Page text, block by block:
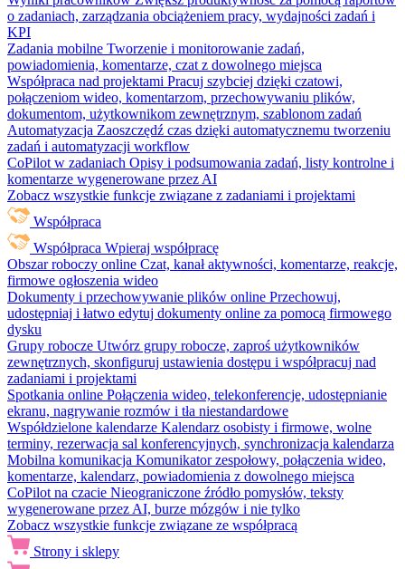
o zadaniach, zarządzania obciążeniem pracy, wydajności zadań i
KPI
Zadania mobilne Tworzenie i monitorowanie zadań,
powiadomienia, komentarze, czat z dowolnego miejsca
Współpraca nad projektami Pracuj szybciej dzięki czatowi,
połączeniom wideo, komentarzom, przechowywaniu plików,
dokumentom, użytkownikom zewnętrznym, szablonom zadań
Automatyzacja Zaoszczędź czas dzięki automatycznemu tworzeniu
zadań i automatyzacji workflow
CoPilot w zadaniach Opisy i podsumowania zadań, listy kontrolne i
komentarze wygenerowane przez AI
Zobacz wszystkie funkcje związane z zadaniami i projektami
Współpraca
Współpraca Wpieraj współpracę
Obszar roboczy online Czat, kanał aktywności, komentarze, reakcje,
firmowe ogłoszenia wideo
Dokumenty i przechowywanie plików online Przechowuj,
udostępniaj i łatwo edytuj dokumenty online za pomocą firmowego
dysku
Grupy robocze Utwórz grupy robocze, zaproś użytkowników
zewnętrznych, skonfiguruj ustawienia dostępu i współpracuj nad
zadaniami i projektami
Spotkania online Połączenia wideo, telekonferencje, udostępnianie
ekranu, nagrywanie rozmów i tła niestandardowe
Współdzielone kalendarze Kalendarz osobisty i firmowe, wolne
terminy, rezerwacja sal konferencyjnych, synchronizacja kalendarza
Mobilna komunikacja Komunikator zespołowy, połączenia wideo,
komentarze, kalendarz, powiadomienia z dowolnego miejsca
CoPilot na czacie Nieograniczone źródło pomysłów, teksty
wygenerowane przez AI, burze mózgów i nie tylko
Zobacz wszystkie funkcje związane ze współpracą
Strony i sklepy